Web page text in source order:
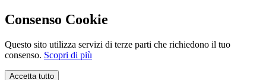
Consenso Cookie
Questo sito utilizza servizi di terze parti che richiedono il tuo
consenso. Scopri di più
Accetta tutto